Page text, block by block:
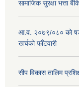
सामाजिक सुरक्षा भत्ता
आ.व. २०७९/०८० को
खर्चको फाँटवारी
सीप विकास तालिम